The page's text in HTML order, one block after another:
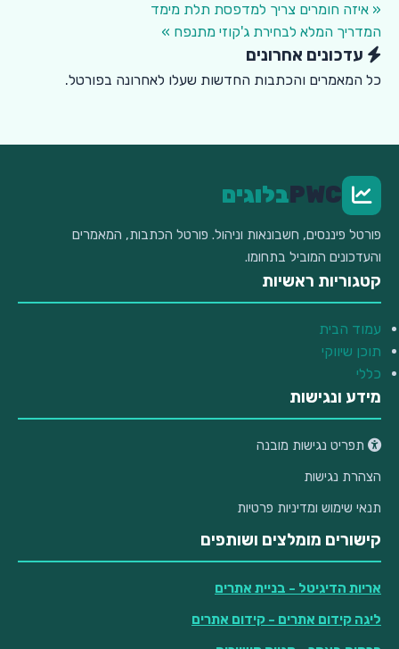
« איזה חומרים צריך למדפסת תלת מימד
המדריך המלא לבחירת ג'קוזי מתנפח »
עדכונים אחרונים
כל המאמרים והכתבות החדשות שעלו לאחרונה בפורטל.
PWCבלוגים
פורטל פיננסים, חשבונאות וניהול. פורטל הכתבות, המאמרים
והעדכונים המוביל בתחומו.
קטגוריות ראשיות
עמוד הבית
תוכן שיווקי
כללי
מידע ונגישות
תפריט נגישות מובנה
הצהרת נגישות
תנאי שימוש ומדיניות פרטיות
קישורים מומלצים ושותפים
אריות הדיגיטל - בניית אתרים
ליגה קידום אתרים - קידום אתרים